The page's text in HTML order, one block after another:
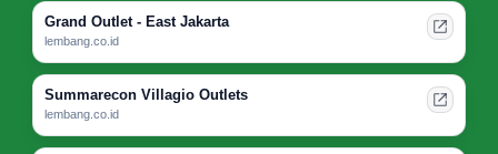
Grand Outlet - East Jakarta
lembang.co.id
Summarecon Villagio Outlets
lembang.co.id